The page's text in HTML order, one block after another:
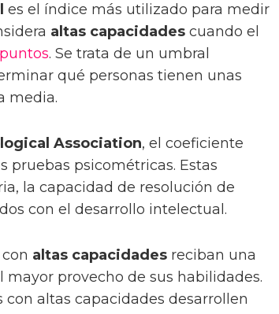
es el índice más utilizado para medir
altas capacidades cuando el
puntos. Se trata de un umbral
qué personas tienen unas
media.
Association, el coeficiente
pruebas psicométricas. Estas
la capacidad de resolución de
con el desarrollo intelectual.
altas capacidades reciban una
provecho de sus habilidades.
altas capacidades desarrollen